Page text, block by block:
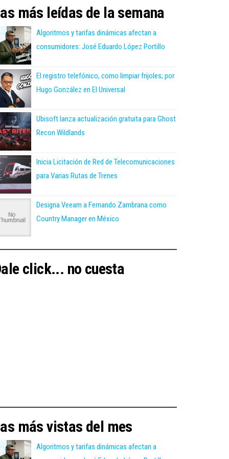
más leídas de la semana
Algoritmos y tarifas dinámicas afectan a
consumidores: José Eduardo López Portillo
El registro telefónico, como limpiar frijoles; por
Hugo González en El Universal
Ubisoft lanza actualización gratuita para Ghost
Recon Wildlands
Inicia Licitación de Red de Telecomunicaciones
para Varias Rutas de Trenes
Designa Veeam a Fernando Zambrana como
Country Manager en México
click... no cuesta
más vistas del mes
Algoritmos y tarifas dinámicas afectan a